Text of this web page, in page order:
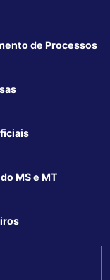
de Processos
MS e MT